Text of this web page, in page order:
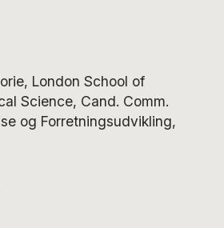
London School of
Science, Cand. Comm.
og Forretningsudvikling,